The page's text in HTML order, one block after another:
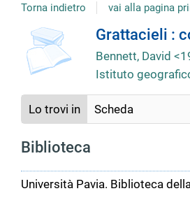
Torna indietro vai alla pagina
Dettaglio
del
documento
Grattacieli :
Bennett, David
Istituto
Lo trovi in Scheda
Biblioteca
Università Pavia. Biblioteca